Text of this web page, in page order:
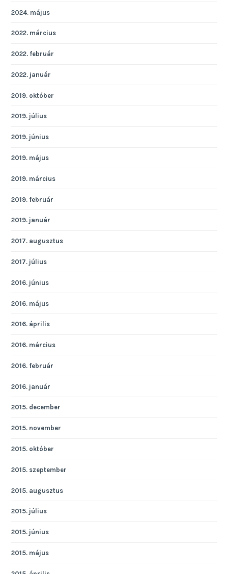
2024. május
2022. március
2022. február
2022. január
2019. október
2019. július
2019. június
2019. május
2019. március
2019. február
2019. január
2017. augusztus
2017. július
2016. június
2016. május
2016. április
2016. március
2016. február
2016. január
2015. december
2015. november
2015. október
2015. szeptember
2015. augusztus
2015. július
2015. június
2015. május